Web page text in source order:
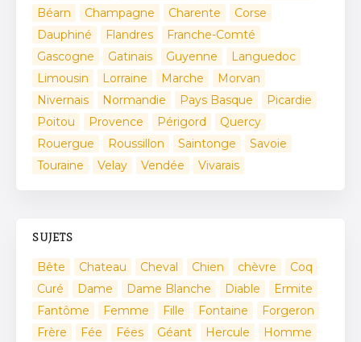
Béarn
Champagne Charente
Corse
Dauphiné
Flandres
Franche-Comté
Gascogne
Gatinais Guyenne
Languedoc
Limousin
Lorraine Marche
Morvan
Nivernais
Normandie Pays Basque
Picardie
Poitou
Provence Périgord
Quercy
Rouergue
Roussillon Saintonge
Savoie
Touraine
Velay Vendée Vivarais
SUJETS
Bête Chateau Cheval Chien chèvre
Coq
Curé
Dame Dame Blanche Diable
Ermite
Fantôme
Femme Fille Fontaine
Forgeron
Frère
Fée Fées Géant Hercule
Homme